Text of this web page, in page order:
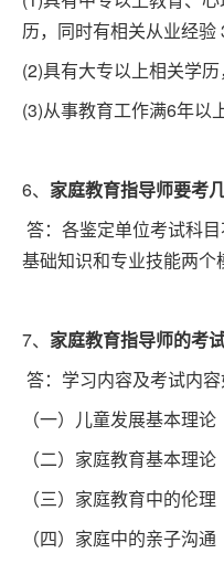
历，同时有相关从业经验
(2)具有大专以上相关学
(3)从事教育工作满6年以上
6、 家庭教育指导师要考
答：各鉴定单位考试科
基础知识和专业技能两个
7、 家庭教育指导师的考
答：学习内容及考试内容
（一）儿童发展基本理论
（二）家庭教育基本理论
（三）家庭教育中的伦理
（四）家庭中的亲子沟通